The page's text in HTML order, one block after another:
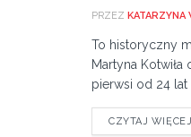
PRZEZ KATARZYNA
To historyczny
Martyna
pierwsi od 24 lat
CZYTAJ WIĘCEJ